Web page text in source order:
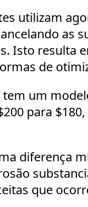
utilizam
as
Isto resulta
de
um
para
diferença
que